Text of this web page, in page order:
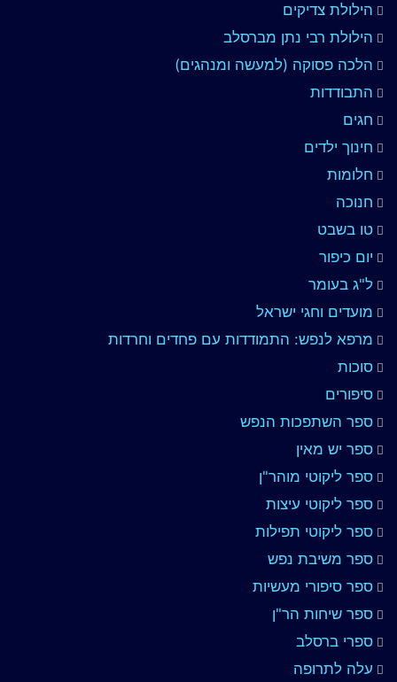
הילולת צדיקים
הילולת רבי נתן מברסלב
הלכה פסוקה (למעשה ומנהגים)
התבודדות
חגים
חינוך ילדים
חלומות
חנוכה
טו בשבט
יום כיפור
ל"ג בעומר
מועדים וחגי ישראל
מרפא לנפש: התמודדות עם פחדים וחרדות
סוכות
סיפורים
ספר השתפכות הנפש
ספר יש מאין
ספר ליקוטי מוהר"ן
ספר ליקוטי עיצות
ספר ליקוטי תפילות
ספר משיבת נפש
ספר סיפורי מעשיות
ספר שיחות הר"ן
ספרי ברסלב
עלה לתרופה